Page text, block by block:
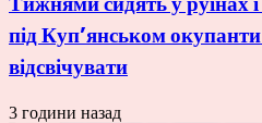
під Куп’янськом
відсвічувати
3 години назад